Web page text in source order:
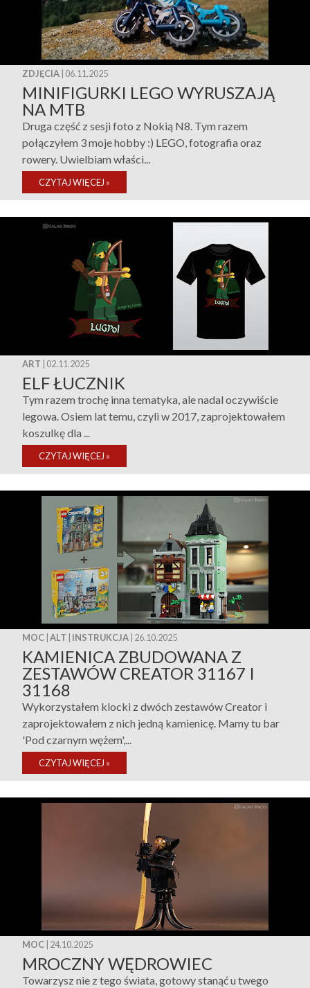
ZDJĘCIA | 06.11.2025
MINIFIGURKI LEGO WYRUSZAJĄ
NA MTB
Druga część z sesji foto z Nokią N8. Tym razem
połączyłem 3 moje hobby :) LEGO, fotografia oraz
rowery. Uwielbiam właści...
CZYTAJ WIĘCEJ »
ART | 02.11.2025
ELF ŁUCZNIK
Tym razem trochę inna tematyka, ale nadal oczywiście
legowa. Osiem lat temu, czyli w 2017, zaprojektowałem
koszulkę dla ...
CZYTAJ WIĘCEJ »
MOC ALT INSTRUKCJA | 26.10.2025
KAMIENICA ZBUDOWANA Z
ZESTAWÓW CREATOR 31167 I
31168
Wykorzystałem klocki z dwóch zestawów Creator i
zaprojektowałem z nich jedną kamienicę. Mamy tu bar
'Pod czarnym wężem',...
CZYTAJ WIĘCEJ »
MOC | 24.10.2025
MROCZNY WĘDROWIEC
Towarzysz nie z tego świata, gotowy stanąć u twego